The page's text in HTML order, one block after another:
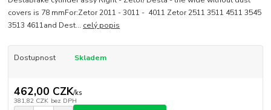
covers is 78 mmFor:Zetor 2011 - 3011 - 4011 Zetor 2511 3511 4511 3545
3513 4611and Dest... celý popis
Dostupnost Skladem
462,00 CZK/ks
381,82 CZK bez DPH